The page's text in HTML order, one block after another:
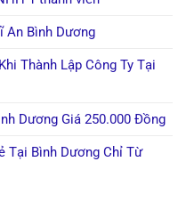
An Bình Dương
Thành Lập Công Ty Tại
Dương Giá 250.000 Đồng
Tại Bình Dương Chỉ Từ